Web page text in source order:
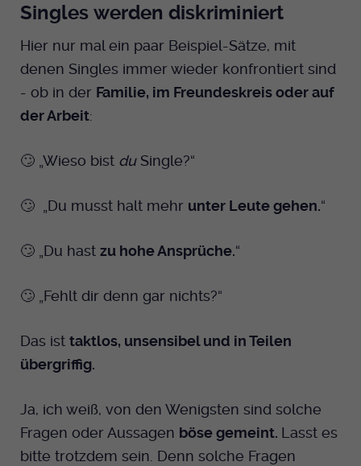
Singles werden diskriminiert
Hier nur mal ein paar Beispiel-Sätze, mit
denen Singles immer wieder konfrontiert sind
- ob in der Familie, im Freundeskreis oder auf
der Arbeit:
🙄 „Wieso bist duSingle?“
🙄 „Du musst halt mehr unter Leute gehen.“
🙄 „Du hast zu hohe Ansprüche.“
🙄 „Fehlt dir denn gar nichts?“
Das ist taktlos, unsensibel und in Teilen
übergriffig.
Ja, ich weiß, von den Wenigsten sind solche
Fragen oder Aussagen böse gemeint. Lasst es
bitte trotzdem sein. Denn solche Fragen
Dieser Cookie wird genutzt um
Backend eingelogged ist und die Seite
bearbeiten darf.
Name
Anbieter EKHN
Zweck
festzustellen ob ein Benutzer im TYPO3
Frontend eingelogged ist und die Seite
Name PHPSESSID
Anbieter
Laufzeit Ende der Sitzung
Zweck
PHP Daten Identifikator, der gesetzt wird
wenn die PHP session() Methode benutzt
Anbieter Medienhaus der EKHN GmbH
Zur Speicherung kurzfristiger
Anbieter Medienhaus der EKHN GmbH
Laufzeit 1 Jahr
Marketing
Reichweiten Analyse
Anbieter Facebook Ireland Limited
Laufzeit 3 Monate
Youtube
Twitter
Giphy